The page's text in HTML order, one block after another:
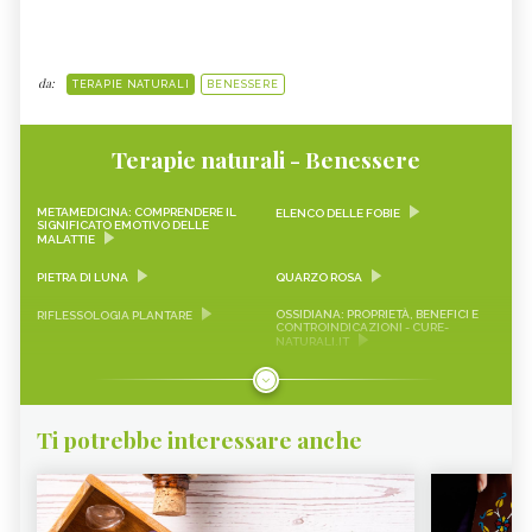
da: TERAPIE NATURALI BENESSERE
Terapie naturali - Benessere
METAMEDICINA: COMPRENDERE IL
SIGNIFICATO EMOTIVO DELLE
MALATTIE
ELENCO DELLE FOBIE
PIETRA DI LUNA QUARZO ROSA
RIFLESSOLOGIA PLANTARE
OSSIDIANA: PROPRIETÀ, BENEFICI E
CONTROINDICAZIONI - CURE-
NATURALI.IT
AVVENTURINA: PROPRIETÀ E BENEFICI
NATURALI.IT
QUARZO CITRINO: LE PROPRIETÀ E
COME SI USA
RODONITE: TUTTE LE PROPRIETÀ E
BENEFICI
LAPISLAZZULI: TUTTE LE PROPRIETÀ
PIETRA DEL SOLE PROPRIETÀ E
CARATTERISTICHE
Ti potrebbe interessare anche